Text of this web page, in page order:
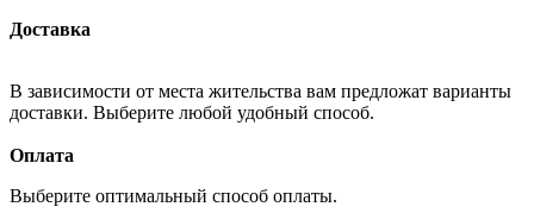
Доставка
В зависимости от места жительства вам предложат варианты
доставки. Выберите любой удобный способ.
Оплата
Выберите оптимальный способ оплаты.